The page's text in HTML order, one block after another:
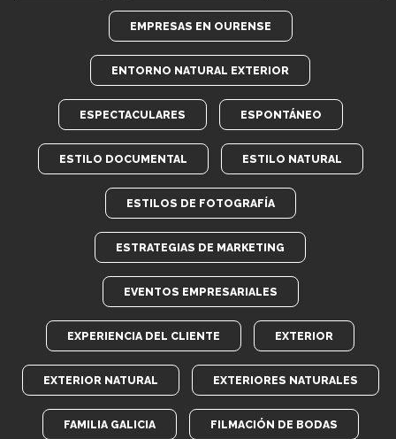
EMPRESAS EN OURENSE
ENTORNO NATURAL EXTERIOR
ESPECTACULARES ESPONTÁNEO
ESTILO DOCUMENTAL ESTILO NATURAL
ESTILOS DE FOTOGRAFÍA
ESTRATEGIAS DE MARKETING
EVENTOS EMPRESARIALES
EXPERIENCIA DEL CLIENTE EXTERIOR
EXTERIOR NATURAL EXTERIORES NATURALES
FAMILIA GALICIA FILMACIÓN DE BODAS